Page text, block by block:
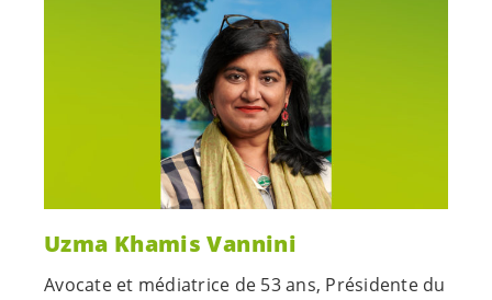
Uzma Khamis Vannini
Avocate et médiatrice de 53 ans, Présidente du